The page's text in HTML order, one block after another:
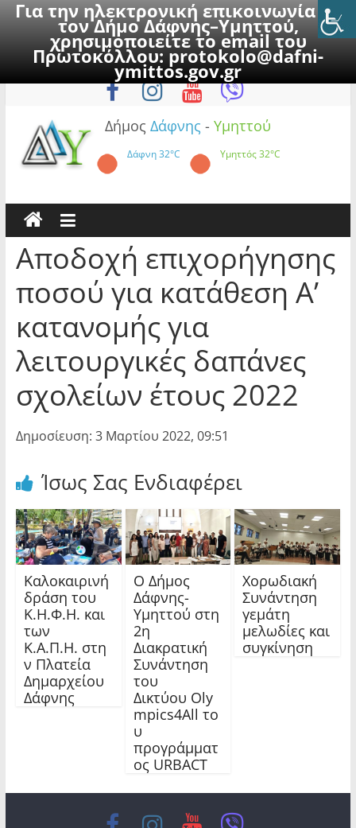
Για την ηλεκτρονική επικοινωνία με
τον Δήμο Δάφνης–Υμηττού,
χρησιμοποιείτε το email του
Πρωτοκόλλου:protokolo@dafni-
ymittos.gov.gr
to
Κυριακή, 9 Αυγούστου 2026
Δήμος Δάφνης - Υμηττού
Δάφνη32°C Υμηττός32°C
Αποδοχή επιχορήγησης
ποσού για κατάθεση Α’
κατανομής για
λειτουργικές δαπάνες
σχολείων έτους 2022
Δημοσίευση: 3 Μαρτίου 2022, 09:51
Ίσως Σας Ενδιαφέρει
Καλοκαιρινή
δράση του
Κ.Η.Φ.Η. και
των
Κ.Α.Π.Η. στη
ν Πλατεία
Δημαρχείου
Δάφνης
Ο Δήμος
Δάφνης-
Υμηττού στη
2η
Διακρατική
Συνάντηση
του
Δικτύου Oly
mpics4All το
υ
προγράμματ
ος URBACT
Χορωδιακή
Συνάντηση
γεμάτη
μελωδίες και
συγκίνηση